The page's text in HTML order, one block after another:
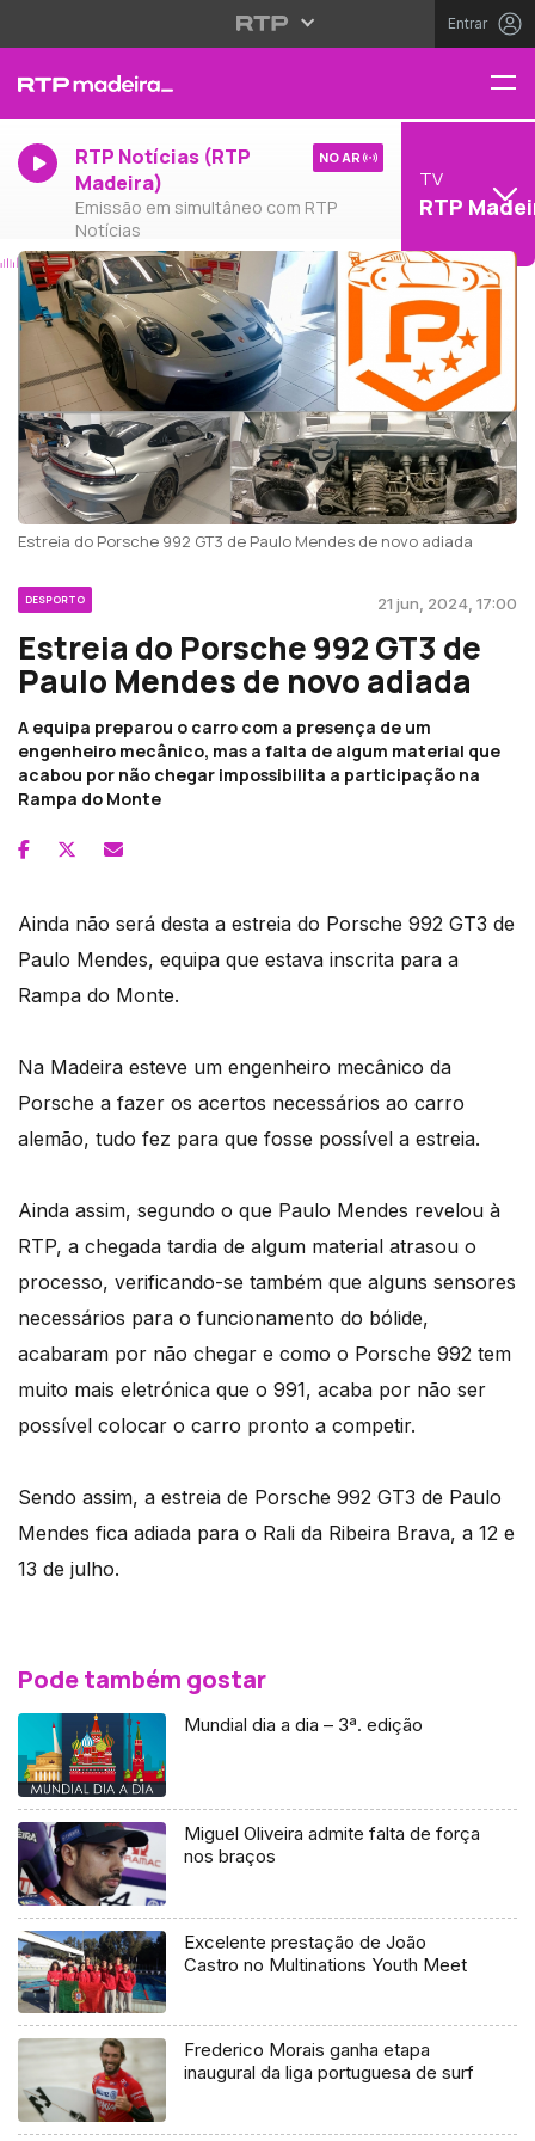
Entrar
RTP Notícias (RTP
Madeira)
Emissão em simultâneo com RTP
Notícias
NO AR
TV
RTP
Estreia do Porsche 992 GT3 de Paulo Mendes de novo adiada
DESPORTO 21 jun, 2024, 17:00
Estreia do Porsche 992 GT3 de
Paulo Mendes de novo adiada
A equipa preparou o carro com a presença de um
engenheiro mecânico, mas a falta de algum material que
acabou por não chegar impossibilita a participação na
Rampa do Monte
Ainda não será desta a estreia do Porsche 992 GT3 de
Paulo Mendes, equipa que estava inscrita para a
Rampa do Monte.
Na Madeira esteve um engenheiro mecânico da
Porsche a fazer os acertos necessários ao carro
alemão, tudo fez para que fosse possível a estreia.
Ainda assim, segundo o que Paulo Mendes revelou à
RTP, a chegada tardia de algum material atrasou o
processo, verificando-se também que alguns sensores
necessários para o funcionamento do bólide,
acabaram por não chegar e como o Porsche 992 tem
muito mais eletrónica que o 991, acaba por não ser
possível colocar o carro pronto a competir.
Sendo assim, a estreia de Porsche 992 GT3 de Paulo
Mendes fica adiada para o Rali da Ribeira Brava, a 12 e
13 de julho.
Pode também gostar
Mundial dia a dia – 3ª. edição
Miguel Oliveira admite falta de força
nos braços
Excelente prestação de João
Castro no Multinations Youth Meet
Frederico Morais ganha etapa
inaugural da liga portuguesa de surf